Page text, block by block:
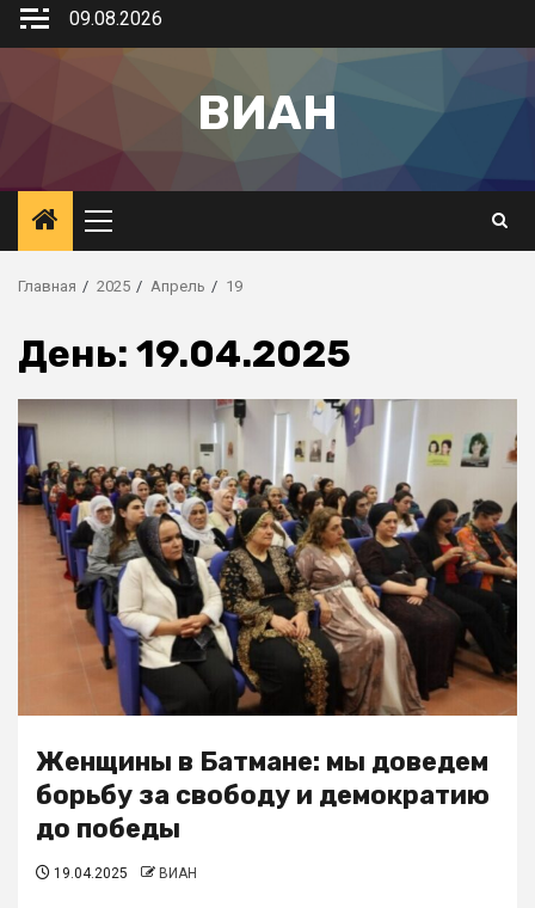
09.08.2026
ВИАН
Главная 2025 Апрель 19
День: 19.04.2025
Женщины в Батмане: мы доведем
борьбу за свободу и демократию
до победы
19.04.2025 ВИАН